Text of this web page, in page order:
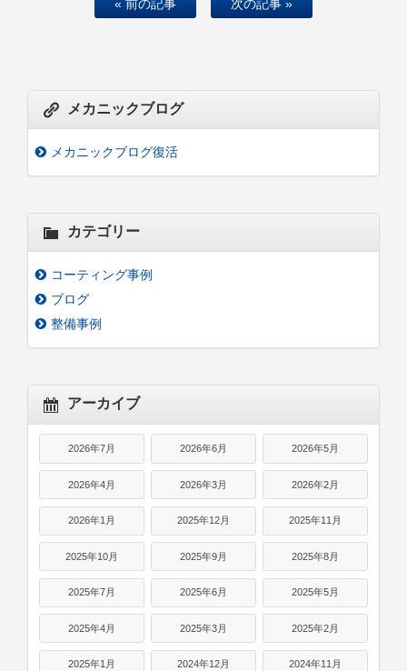
« 前の記事 次の記事 »
メカニックブログ
メカニックブログ復活
カテゴリー
コーティング事例
ブログ
整備事例
アーカイブ
2026年7月 2026年6月 2026年5月
2026年4月 2026年3月 2026年2月
2026年1月 2025年12月 2025年11月
2025年10月 2025年9月 2025年8月
2025年7月 2025年6月 2025年5月
2025年4月 2025年3月 2025年2月
2025年1月 2024年12月 2024年11月